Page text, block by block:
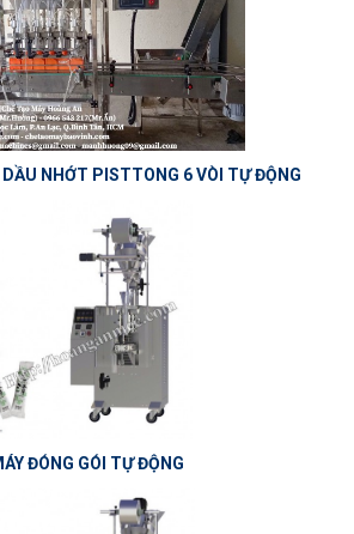
DẦU NHỚT PISTTONG 6 VÒI TỰ ĐỘNG
ĐÓNG GÓI TỰ ĐỘNG